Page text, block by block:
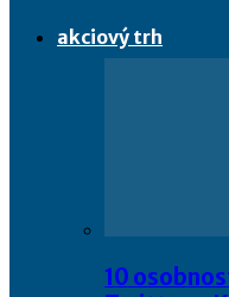
akciový trh
10